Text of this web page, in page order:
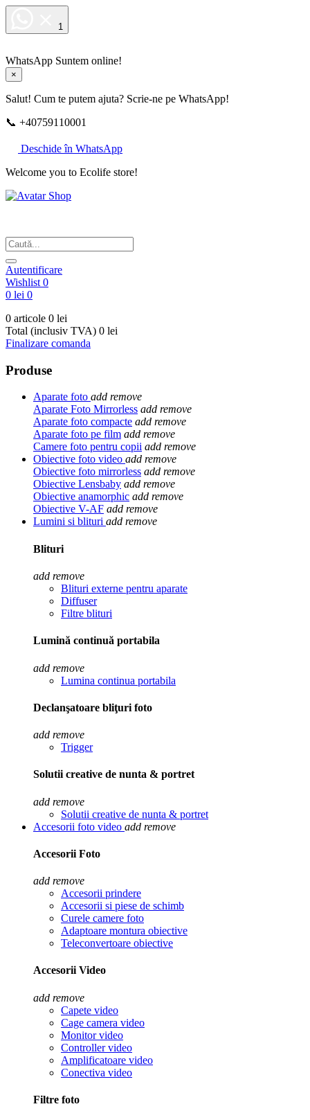
1
WhatsApp Suntem online!
×
Salut! Cum te putem ajuta? Scrie-ne pe WhatsApp!
📞 +40759110001
Deschide în WhatsApp
Welcome you to Ecolife store!
Autentificare
Wishlist 0
0 lei 0
0 articole 0 lei
Total (inclusiv TVA) 0 lei
Finalizare comanda
Produse
Aparate foto add remove
Aparate Foto Mirrorless add remove
Aparate foto compacte add remove
Aparate foto pe film add remove
Camere foto pentru copii add remove
Obiective foto video add remove
Obiective foto mirrorless add remove
Obiective Lensbaby add remove
Obiective anamorphic add remove
Obiective V-AF add remove
Lumini si blituri add remove
Blituri
add remove
Blituri externe pentru aparate
Diffuser
Filtre blituri
Lumină continuă portabila
add remove
Lumina continua portabila
Declanşatoare bliţuri foto
add remove
Trigger
Solutii creative de nunta & portret
add remove
Solutii creative de nunta & portret
Accesorii foto video add remove
Accesorii Foto
add remove
Accesorii prindere
Accesorii si piese de schimb
Curele camere foto
Adaptoare montura obiective
Teleconvertoare obiective
Accesorii Video
add remove
Capete video
Cage camera video
Monitor video
Controller video
Amplificatoare video
Conectiva video
Filtre foto